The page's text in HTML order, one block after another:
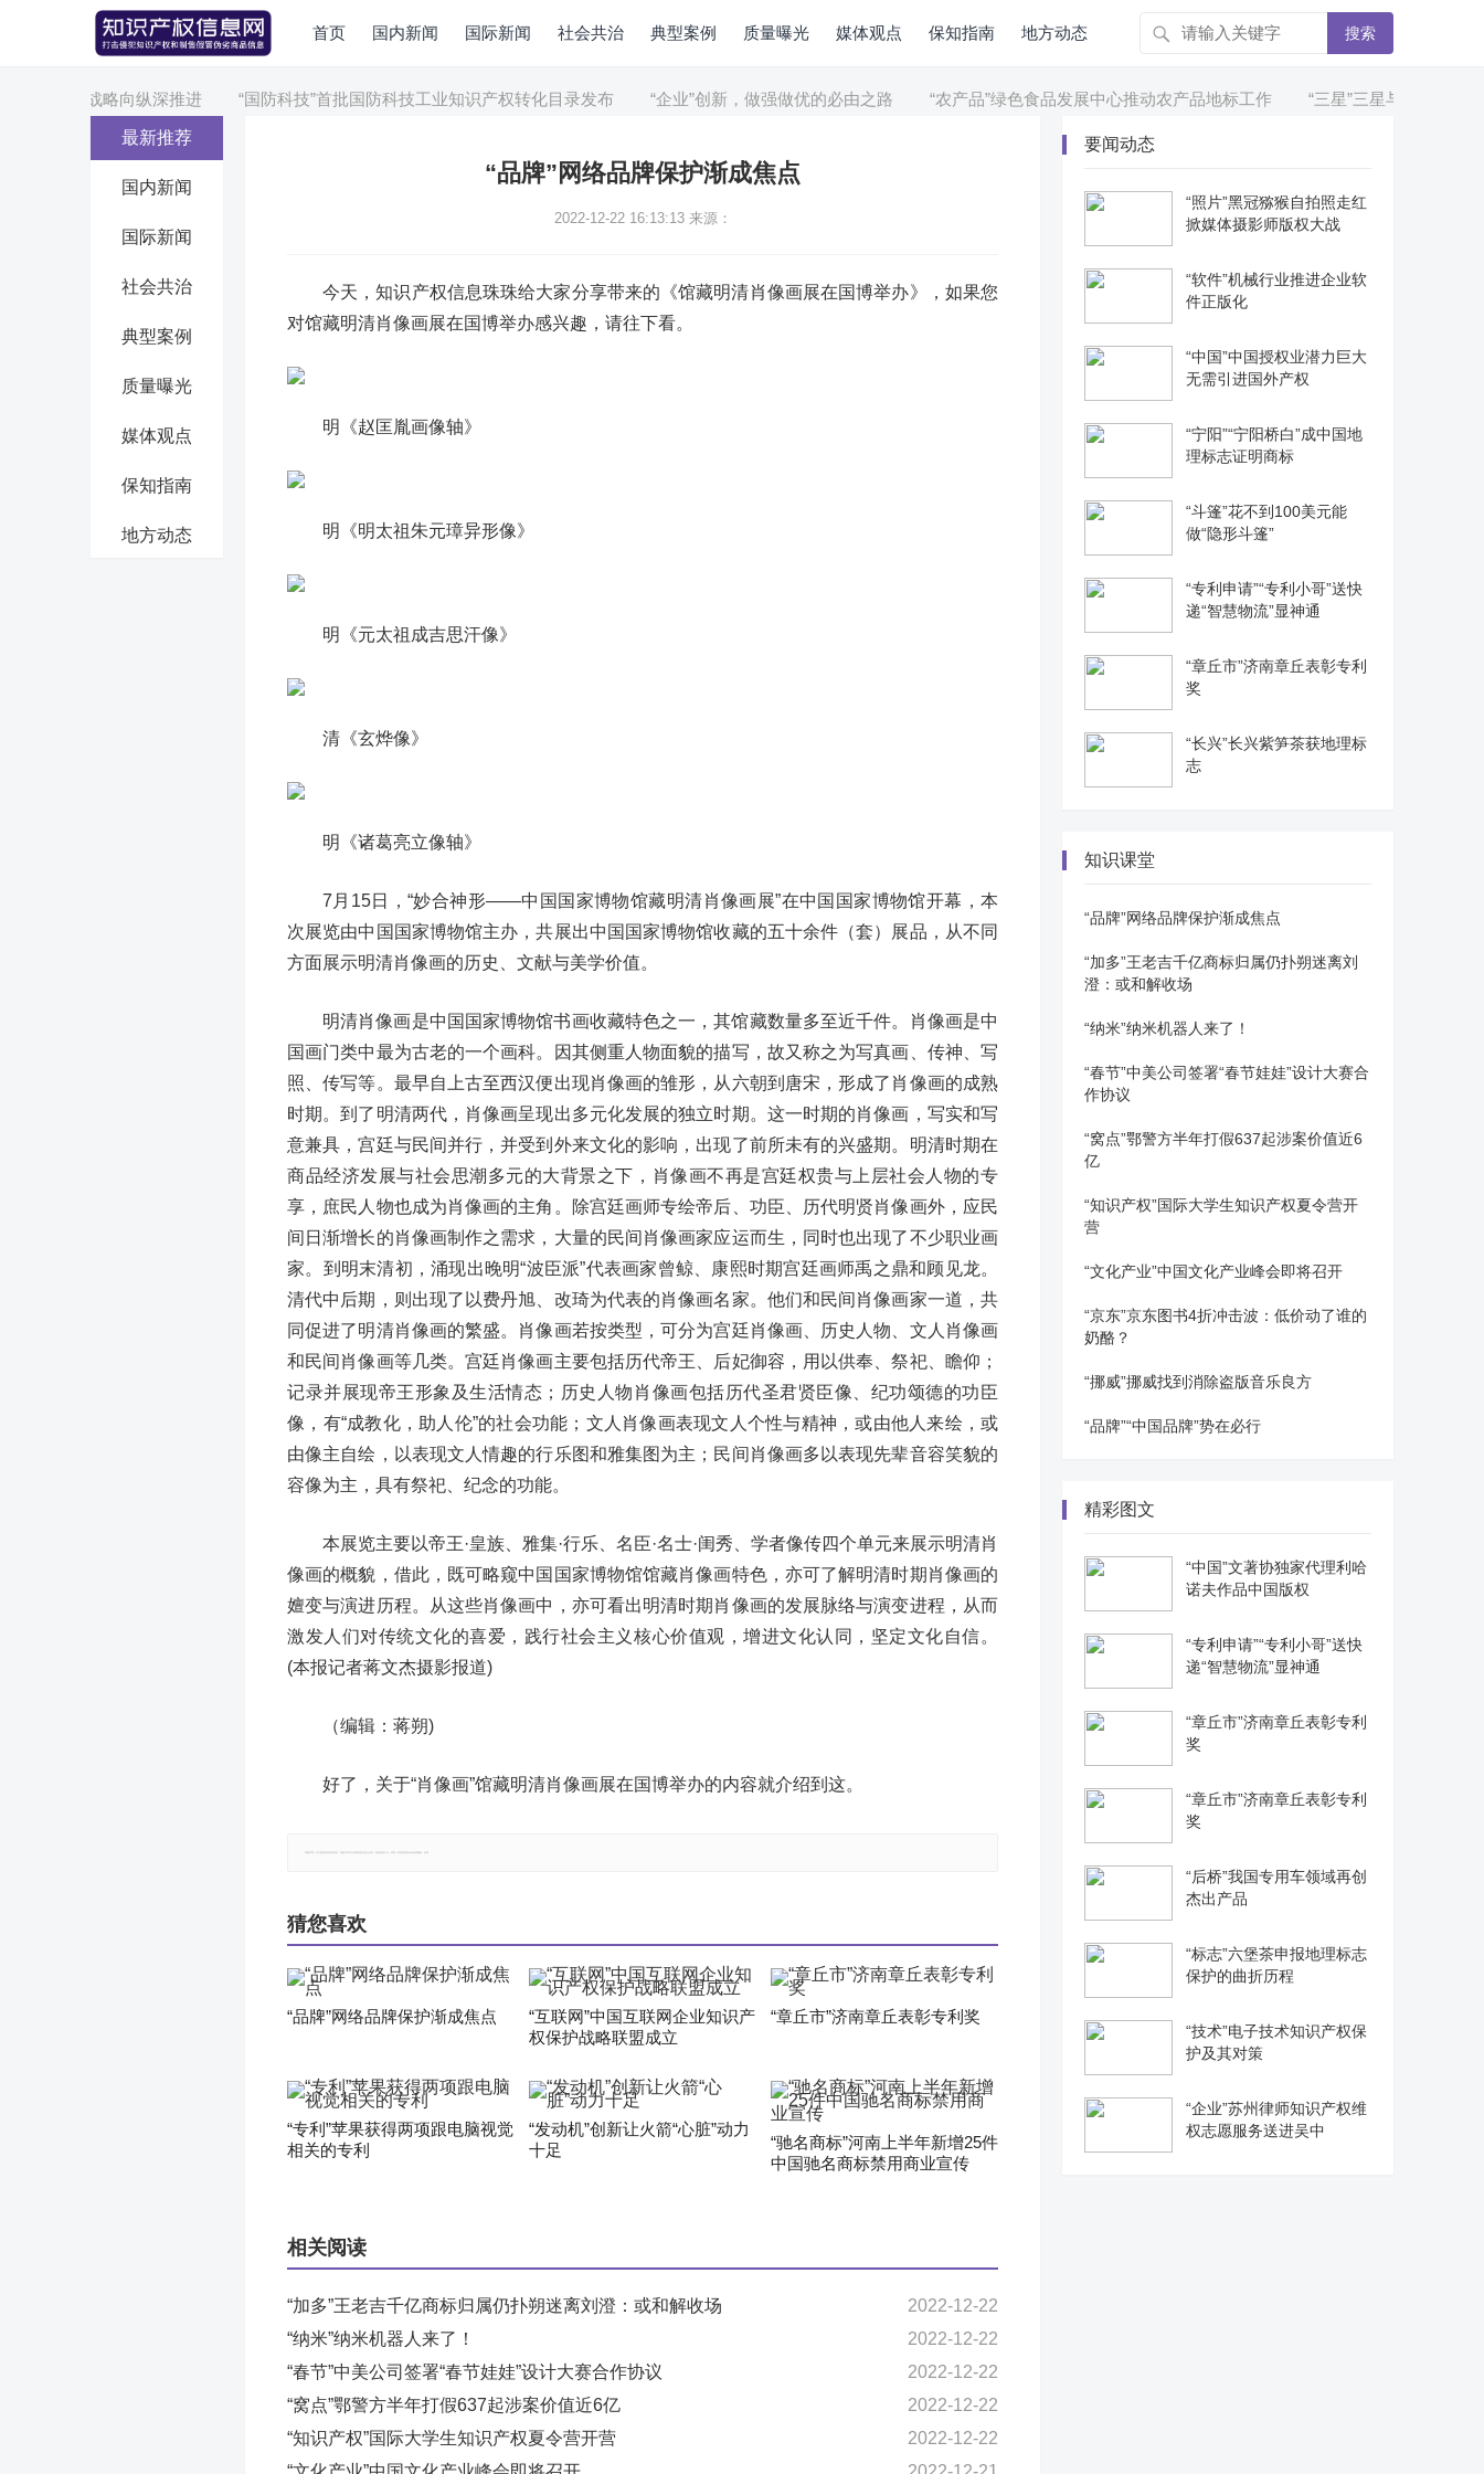
首页 国内新闻 国际新闻 社会共治 典型案例 质量曝光 媒体观点 保知指南 地方动态 搜索
院专利战略向纵深推进 “国防科技”首批国防科技工业知识产权转化目录发布 “企业”创新，做强做优的必由之路 “农产品”绿色食品发展中心推动农产品地标工作 “三星”三星与微软就专利授
最新推荐
国内新闻
国际新闻
社会共治
典型案例
质量曝光
媒体观点
保知指南
地方动态
“品牌”网络品牌保护渐成焦点
2022-12-22 16:13:13 来源：
今天，知识产权信息珠珠给大家分享带来的《馆藏明清肖像画展在国博举办》，如果您
对馆藏明清肖像画展在国博举办感兴趣，请往下看。
明《赵匡胤画像轴》
明《明太祖朱元璋异形像》
明《元太祖成吉思汗像》
清《玄烨像》
明《诸葛亮立像轴》
7月15日，“妙合神形——中国国家博物馆藏明清肖像画展”在中国国家博物馆开幕，本
次展览由中国国家博物馆主办，共展出中国国家博物馆收藏的五十余件（套）展品，从不同
方面展示明清肖像画的历史、文献与美学价值。
明清肖像画是中国国家博物馆书画收藏特色之一，其馆藏数量多至近千件。肖像画是中
国画门类中最为古老的一个画科。因其侧重人物面貌的描写，故又称之为写真画、传神、写
照、传写等。最早自上古至西汉便出现肖像画的雏形，从六朝到唐宋，形成了肖像画的成熟
时期。到了明清两代，肖像画呈现出多元化发展的独立时期。这一时期的肖像画，写实和写
意兼具，宫廷与民间并行，并受到外来文化的影响，出现了前所未有的兴盛期。明清时期在
商品经济发展与社会思潮多元的大背景之下，肖像画不再是宫廷权贵与上层社会人物的专
享，庶民人物也成为肖像画的主角。除宫廷画师专绘帝后、功臣、历代明贤肖像画外，应民
间日渐增长的肖像画制作之需求，大量的民间肖像画家应运而生，同时也出现了不少职业画
家。到明末清初，涌现出晚明“波臣派”代表画家曾鲸、康熙时期宫廷画师禹之鼎和顾见龙。
清代中后期，则出现了以费丹旭、改琦为代表的肖像画名家。他们和民间肖像画家一道，共
同促进了明清肖像画的繁盛。肖像画若按类型，可分为宫廷肖像画、历史人物、文人肖像画
和民间肖像画等几类。宫廷肖像画主要包括历代帝王、后妃御容，用以供奉、祭祀、瞻仰；
记录并展现帝王形象及生活情态；历史人物肖像画包括历代圣君贤臣像、纪功颂德的功臣
像，有“成教化，助人伦”的社会功能；文人肖像画表现文人个性与精神，或由他人来绘，或
由像主自绘，以表现文人情趣的行乐图和雅集图为主；民间肖像画多以表现先辈音容笑貌的
容像为主，具有祭祀、纪念的功能。
本展览主要以帝王·皇族、雅集·行乐、名臣·名士·闺秀、学者像传四个单元来展示明清肖
像画的概貌，借此，既可略窥中国国家博物馆馆藏肖像画特色，亦可了解明清时期肖像画的
嬗变与演进历程。从这些肖像画中，亦可看出明清时期肖像画的发展脉络与演变进程，从而
激发人们对传统文化的喜爱，践行社会主义核心价值观，增进文化认同，坚定文化自信。
(本报记者蒋文杰摄影报道)
（编辑：蒋朔)
好了，关于“肖像画”馆藏明清肖像画展在国博举办的内容就介绍到这。
猜您喜欢
“品牌”网络品牌保护渐成焦点
“互联网”中国互联网企业知识产
权保护战略联盟成立
“章丘市”济南章丘表彰专利奖
“专利”苹果获得两项跟电脑视觉
相关的专利
“发动机”创新让火箭“心脏”动力
十足
“驰名商标”河南上半年新增25件
中国驰名商标禁用商业宣传
相关阅读
“加多”王老吉千亿商标归属仍扑朔迷离刘澄：或和解收场
2022-12-22
“纳米”纳米机器人来了！
2022-12-22
“春节”中美公司签署“春节娃娃”设计大赛合作协议
2022-12-22
“窝点”鄂警方半年打假637起涉案价值近6亿
2022-12-22
“知识产权”国际大学生知识产权夏令营开营
2022-12-22
要闻动态
“照片”黑冠猕猴自拍照走红
掀媒体摄影师版权大战
“软件”机械行业推进企业软
件正版化
“中国”中国授权业潜力巨大
无需引进国外产权
“宁阳”“宁阳桥白”成中国地
理标志证明商标
“斗篷”花不到100美元能
做“隐形斗篷”
“专利申请”“专利小哥”送快
递“智慧物流”显神通
“章丘市”济南章丘表彰专利
奖
“长兴”长兴紫笋茶获地理标
志
知识课堂
“品牌”网络品牌保护渐成焦点
“加多”王老吉千亿商标归属仍扑朔迷离刘
澄：或和解收场
“纳米”纳米机器人来了！
“春节”中美公司签署“春节娃娃”设计大赛合
作协议
“窝点”鄂警方半年打假637起涉案价值近6
亿
“知识产权”国际大学生知识产权夏令营开
营
“文化产业”中国文化产业峰会即将召开
“京东”京东图书4折冲击波：低价动了谁的
奶酪？
“挪威”挪威找到消除盗版音乐良方
“品牌”“中国品牌”势在必行
精彩图文
“中国”文著协独家代理利哈
诺夫作品中国版权
“专利申请”“专利小哥”送快
递“智慧物流”显神通
“章丘市”济南章丘表彰专利
奖
“章丘市”济南章丘表彰专利
奖
“后桥”我国专用车领域再创
杰出产品
“标志”六堡茶申报地理标志
保护的曲折历程
“技术”电子技术知识产权保
护及其对策
“企业”苏州律师知识产权维
权志愿服务送进吴中